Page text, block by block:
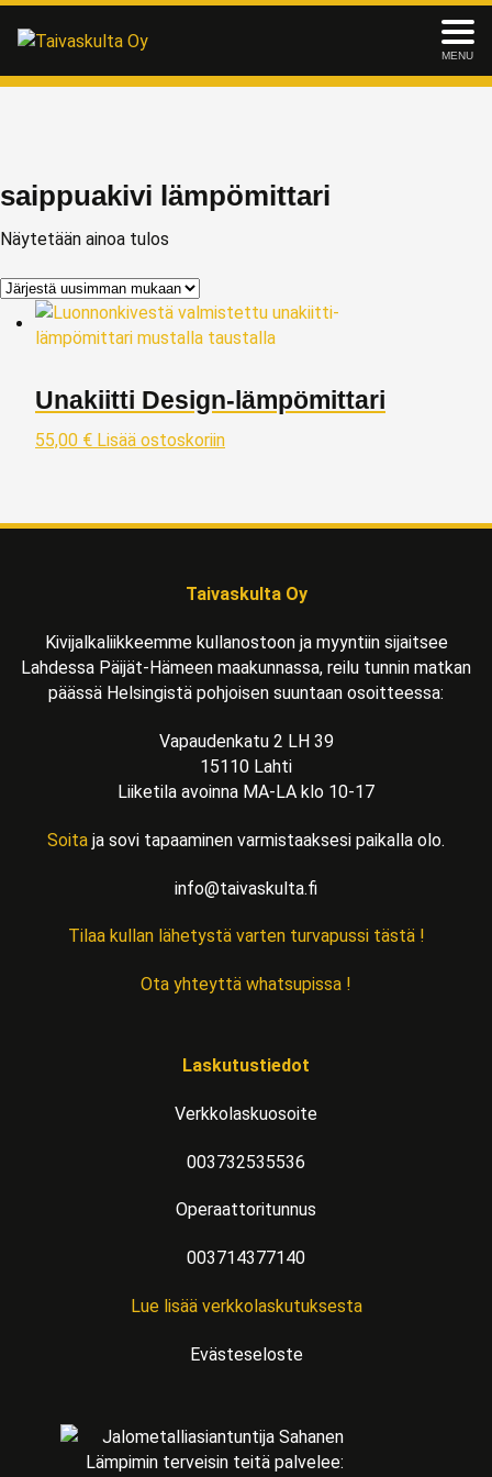
MENU
saippuakivi lämpömittari
Näytetään ainoa tulos
Unakiitti Design-lämpömittari
55,00 € Lisää ostoskoriin
Taivaskulta Oy
Kivijalkaliikkeemme kullanostoon ja myyntiin sijaitsee
Lahdessa Päijät-Hämeen maakunnassa, reilu tunnin matkan
päässä Helsingistä pohjoisen suuntaan osoitteessa:
Vapaudenkatu 2 LH 39
15110 Lahti
Liiketila avoinna MA-LA klo 10-17
Soita ja sovi tapaaminen varmistaaksesi paikalla olo.
info@taivaskulta.fi
Tilaa kullan lähetystä varten turvapussi tästä !
Ota yhteyttä whatsupissa !
Laskutustiedot
Verkkolaskuosoite
003732535536
Operaattoritunnus
003714377140
Lue lisää verkkolaskutuksesta
Evästeseloste
Lämpimin terveisin teitä palvelee: